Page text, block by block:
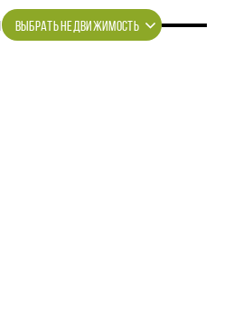
ВЫБРАТЬ НЕДВИЖИМОСТЬ